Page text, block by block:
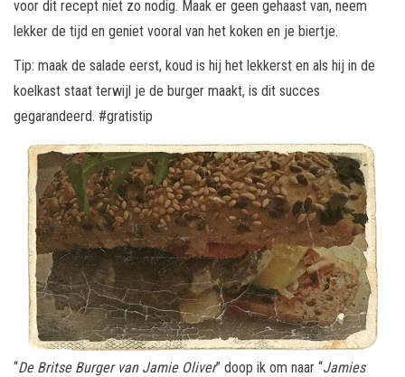
voor dit recept niet zo nodig. Maak er geen gehaast van, neem
lekker de tijd en geniet vooral van het koken en je biertje.
Tip: maak de salade eerst, koud is hij het lekkerst en als hij in de
koelkast staat terwijl je de burger maakt, is dit succes
gegarandeerd. #gratistip
“De Britse Burger van Jamie Oliver” doop ik om naar “Jamies